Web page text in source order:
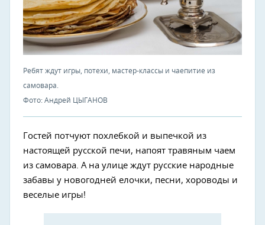
Ребят ждут игры, потехи, мастер-классы и чаепитие из
самовара.
Фото: Андрей ЦЫГАНОВ
Гостей потчуют похлебкой и выпечкой из
настоящей русской печи, напоят травяным чаем
из самовара. А на улице ждут русские народные
забавы у новогодней елочки, песни, хороводы и
веселые игры!